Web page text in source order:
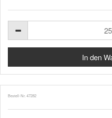
Bestell-Nr. 47282